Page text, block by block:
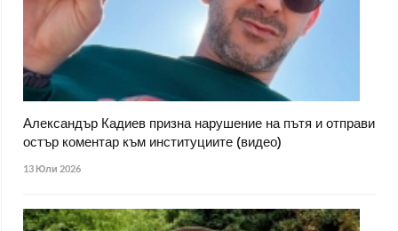
Александър Кадиев призна нарушение на пътя и отправи
остър коментар към институциите (видео)
13 Юли 2026